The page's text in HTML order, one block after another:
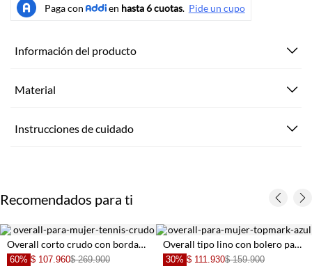
Información del producto
Material
Instrucciones de cuidado
Recomendados para ti
Overall corto crudo con bordado para mujer
60% $ 107.960$ 269.900
Overall tipo lino con bolero para mujer
30% $ 111.930$ 159.900